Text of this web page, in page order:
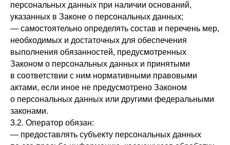
персональных данных при наличии оснований,
указанных в Законе о персональных данных;
— самостоятельно определять состав и перечень мер,
необходимых и достаточных для обеспечения
выполнения обязанностей, предусмотренных
Законом о персональных данных и принятыми
в соответствии с ним нормативными правовыми
актами, если иное не предусмотрено Законом
о персональных данных или другими федеральными
законами.
3.2. Оператор обязан:
— предоставлять субъекту персональных данных